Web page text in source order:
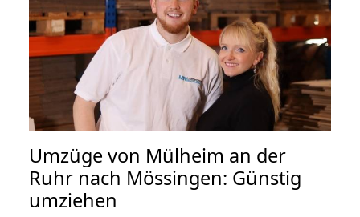
Umzüge von Mülheim an der
Ruhr nach Mössingen: Günstig
umziehen